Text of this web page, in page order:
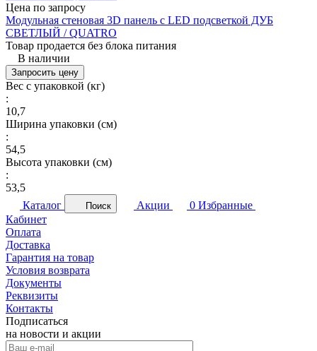
Цена по запросу
Модульная стеновая 3D панель с LED подсветкой ДУБ
СВЕТЛЫЙ / QUATRO
Товар продается без блока питания
В наличии
Запросить цену
Вес с упаковкой (кг)
:
10,7
Ширина упаковки (см)
:
54,5
Высота упаковки (см)
:
53,5
Каталог
Поиск Акции 0 Избранные
Кабинет
Оплата
Доставка
Гарантия на товар
Условия возврата
Документы
Реквизиты
Контакты
Подписаться
на новости и акции